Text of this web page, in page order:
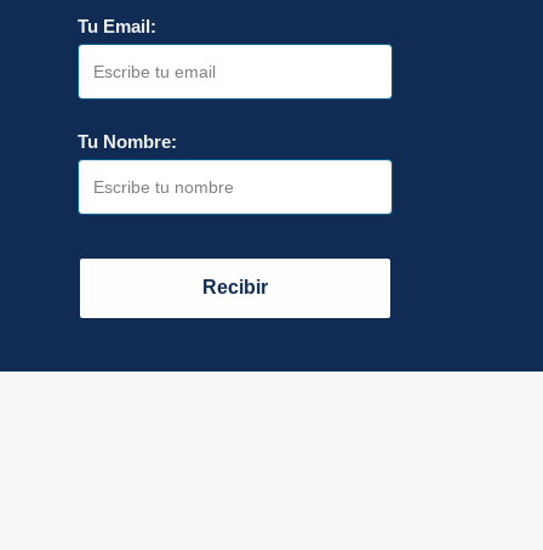
Tu Email:
Tu Nombre:
Recibir